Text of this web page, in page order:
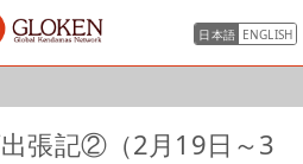
日本語 ENGLISH
張記②（2月19日～3